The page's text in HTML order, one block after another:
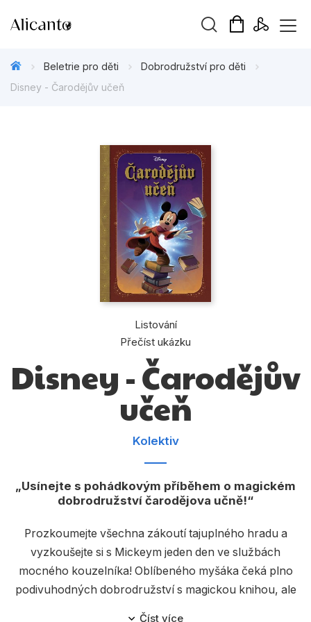
Připravujeme
Tipy redakce
Beletrie pro děti
Beletrie pro dospělé
Dárkové publikace
Hobby
Křížovky
Počítače
Poezie
Populárně - naučná pro dospělé
Beletrie pro děti
Dobrodružství pro děti
Disney - Čarodějův učeň
Listování
Přečíst ukázku
Disney - Čarodějův
učeň
Kolektiv
Usínejte s pohádkovým příběhem o magickém
dobrodružství čarodějova učně!
Prozkoumejte všechna zákoutí tajuplného hradu a
vyzkoušejte si s Mickeym jeden den ve službách
mocného kouzelníka! Oblíbeného myšáka čeká plno
podivuhodných dobrodružství s magickou knihou, ale
Číst více